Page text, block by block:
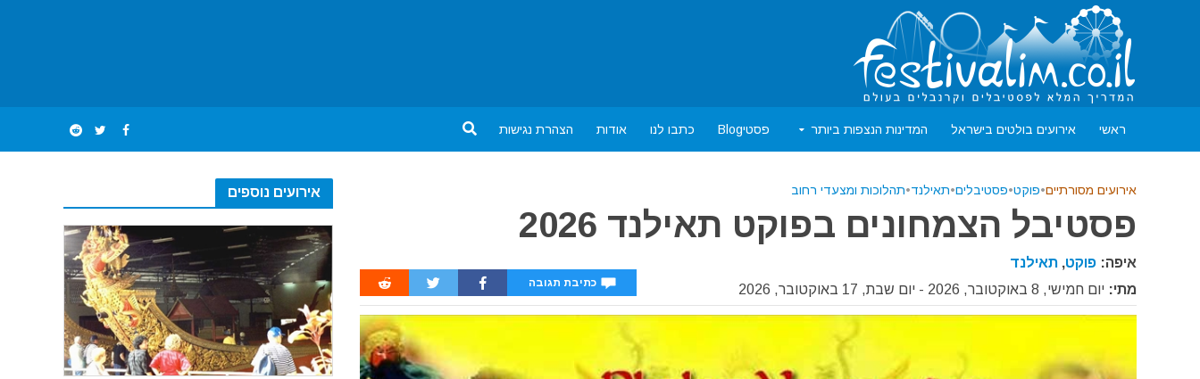
ראשי אירועים בולטים בישראל המדינות הנצפות ביותר פסטיBlog כתבו לנו אודות הצהרת נגישות
אירועים נוספים אירועים מסורתיים•פוקט•פסטיבלים•תאילנד•תהלוכות ומצעדי רחוב
פסטיבל הצמחונים בפוקט תאילנד 2026
איפה: פוקט, תאילנד
מתי: יום חמישי, 8 באוקטובר, 2026 - יום שבת, 17 באוקטובר, 2026 כתיבת תגובה